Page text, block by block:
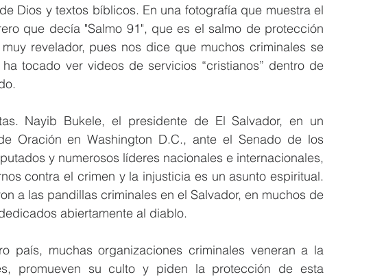
Dios y textos bíblicos. En una fotografía que muestra el
que decía "Salmo 91", que es el salmo de protección
revelador, pues nos dice que muchos criminales se
tocado ver videos de servicios “cristianos” dentro de
Nayib Bukele, el presidente de El Salvador, en un
Oración en Washington D.C., ante el Senado de los
y numerosos líderes nacionales e internacionales,
contra el crimen y la injusticia es un asunto espiritual.
a las pandillas criminales en el Salvador, en muchos de
abiertamente al diablo.
país, muchas organizaciones criminales veneran a la
promueven su culto y piden la protección de esta